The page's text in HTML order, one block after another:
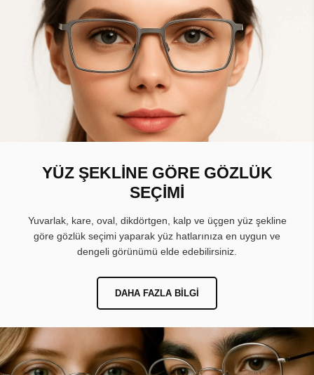
YÜZ ŞEKLİNE GÖRE GÖZLÜK
SEÇİMİ
Yuvarlak, kare, oval, dikdörtgen, kalp ve üçgen yüz şekline
göre gözlük seçimi yaparak yüz hatlarınıza en uygun ve
dengeli görünümü elde edebilirsiniz.
DAHA FAZLA BILGI